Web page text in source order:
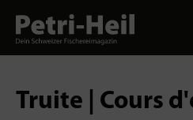
Truite | Cours